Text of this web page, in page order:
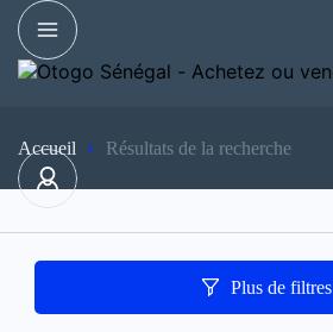
Accueil Résultats de la recherche
Plus de filtres